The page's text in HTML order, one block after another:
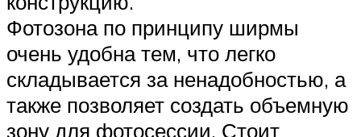
Фотозона по принципу ширмы
очень удобна тем, что легко
складывается за ненадобностью, а
также позволяет создать объемную
зону для фотосессии. Стоит